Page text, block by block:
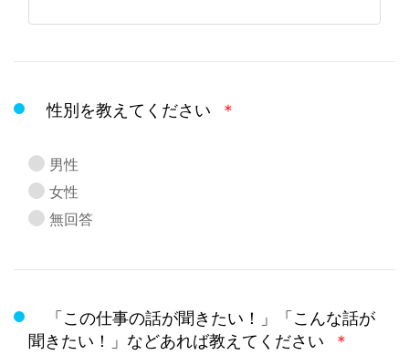
性別を教えてください ＊
男性
女性
無回答
「この仕事の話が聞きたい！」「こんな話が
聞きたい！」などあれば教えてください
＊